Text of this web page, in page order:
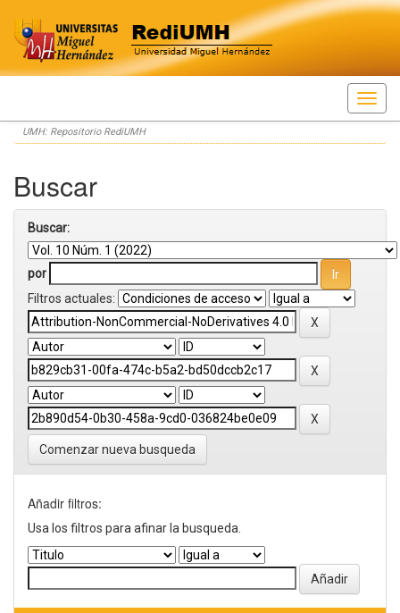
Skip
navigation
UMH: Repositorio RediUMH
Buscar
Buscar:
por
Filtros actuales:
Comenzar nueva busqueda
Añadir filtros:
Usa los filtros para afinar la busqueda.